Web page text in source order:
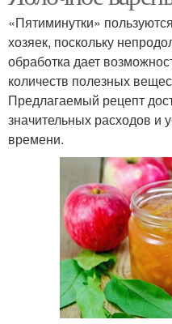
«Пятиминутки»
хозяек, поскольку
обработка дает
количеств полезных
Предлагаемый рецепт
значительных расходов и
времени.